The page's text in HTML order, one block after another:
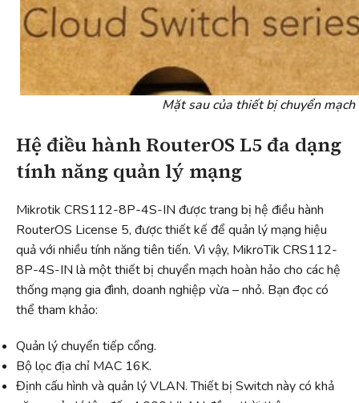
Mặt sau của thiết bị chuyển
Hệ điều hành RouterOS L5 đa dạng
tính năng quản lý mạng
Mikrotik CRS112-8P-4S-IN được trang bị hệ điều hành
RouterOS License 5, được thiết kế để quản lý mạng hiệu
quả với nhiều tính năng tiên tiến. Vì vậy, MikroTik CRS112-
8P-4S-IN là một thiết bị chuyển mạch hoàn hảo cho các hệ
thống mạng gia đình, doanh nghiệp vừa – nhỏ. Bạn đọc có
thể tham khảo:
Quản lý chuyển tiếp cổng.
Bộ lọc địa chỉ MAC 16K.
Định cấu hình và quản lý VLAN. Thiết bị Switch này có khả